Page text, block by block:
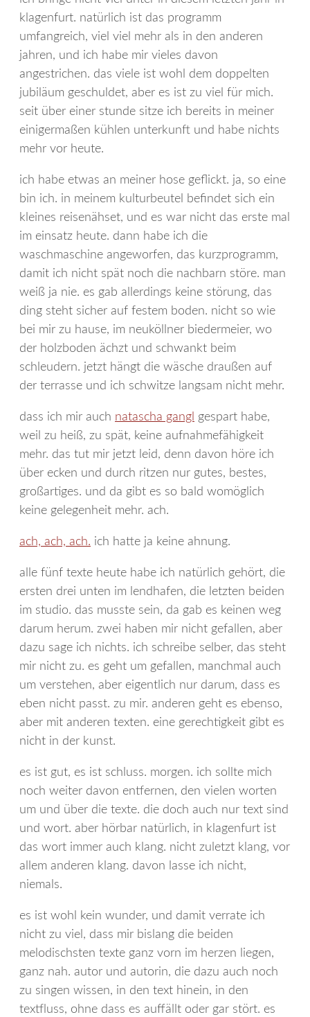
klagenfurt. natürlich ist das programm
umfangreich, viel viel mehr als in den anderen
jahren, und ich habe mir vieles davon
angestrichen. das viele ist wohl dem doppelten
jubiläum geschuldet, aber es ist zu viel für mich.
seit über einer stunde sitze ich bereits in meiner
einigermaßen kühlen unterkunft und habe nichts
mehr vor heute.
ich habe etwas an meiner hose geflickt. ja, so eine
bin ich. in meinem kulturbeutel befindet sich ein
kleines reisenähset, und es war nicht das erste mal
im einsatz heute. dann habe ich die
waschmaschine angeworfen, das kurzprogramm,
damit ich nicht spät noch die nachbarn störe. man
weiß ja nie. es gab allerdings keine störung, das
ding steht sicher auf festem boden. nicht so wie
bei mir zu hause, im neuköllner biedermeier, wo
der holzboden ächzt und schwankt beim
schleudern. jetzt hängt die wäsche draußen auf
der terrasse und ich schwitze langsam nicht mehr.
dass ich mir auch natascha gangl gespart habe,
weil zu heiß, zu spät, keine aufnahmefähigkeit
mehr. das tut mir jetzt leid, denn davon höre ich
über ecken und durch ritzen nur gutes, bestes,
großartiges. und da gibt es so bald womöglich
keine gelegenheit mehr. ach.
ach, ach, ach. ich hatte ja keine ahnung.
alle fünf texte heute habe ich natürlich gehört, die
ersten drei unten im lendhafen, die letzten beiden
im studio. das musste sein, da gab es keinen weg
darum herum. zwei haben mir nicht gefallen, aber
dazu sage ich nichts. ich schreibe selber, das steht
mir nicht zu. es geht um gefallen, manchmal auch
um verstehen, aber eigentlich nur darum, dass es
eben nicht passt. zu mir. anderen geht es ebenso,
aber mit anderen texten. eine gerechtigkeit gibt es
nicht in der kunst.
es ist gut, es ist schluss. morgen. ich sollte mich
noch weiter davon entfernen, den vielen worten
um und über die texte. die doch auch nur text sind
und wort. aber hörbar natürlich, in klagenfurt ist
das wort immer auch klang. nicht zuletzt klang, vor
allem anderen klang. davon lasse ich nicht,
niemals.
es ist wohl kein wunder, und damit verrate ich
nicht zu viel, dass mir bislang die beiden
melodischsten texte ganz vorn im herzen liegen,
ganz nah. autor und autorin, die dazu auch noch
zu singen wissen, in den text hinein, in den
textfluss, ohne dass es auffällt oder gar stört. es